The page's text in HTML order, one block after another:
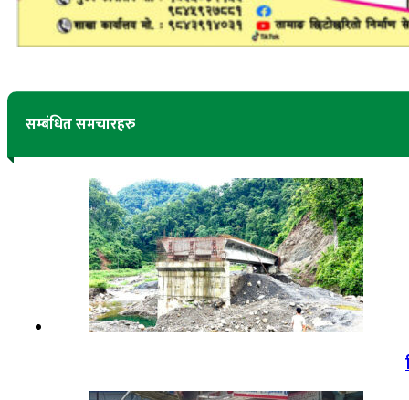
सम्बंधित समचारहरु